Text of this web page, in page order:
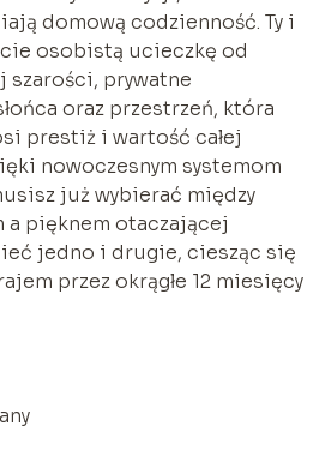
domową codzienność. Ty i
osobistą ucieczkę od
prywatne
oraz przestrzeń, która
prestiż i wartość całej
nowoczesnym systemom
już wybierać między
a pięknem otaczającej
jedno i drugie, ciesząc się
przez okrągłe 12 miesięcy